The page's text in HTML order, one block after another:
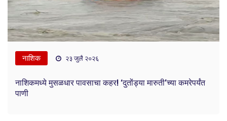
नाशिक २३ जुलै २०२६
नाशिकमध्ये मुसळधार पावसाचा कहर! ‘दुतोंड्या मारुती’च्या कमरेपर्यंत
पाणी